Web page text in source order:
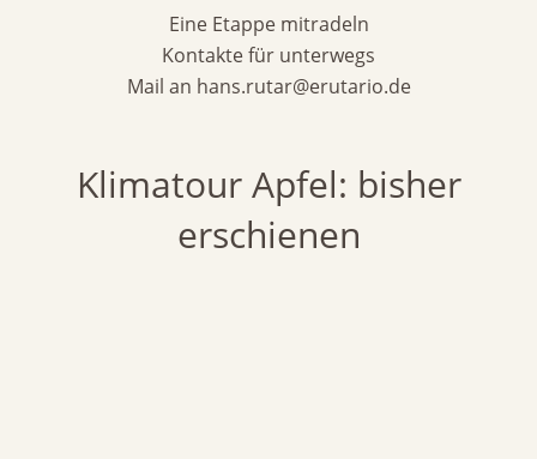
Eine Etappe mitradeln
Kontakte für unterwegs
Mail an hans.rutar@erutario.de
Klimatour Apfel: bisher
erschienen